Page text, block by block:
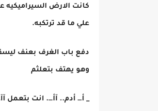
كانت الارض
علي ما قد ترتكبه.
دفع باب الغرف بعنف
وهو يهتف بتعلثم
_ أ… أدم.. آأ…. انت بتعمل